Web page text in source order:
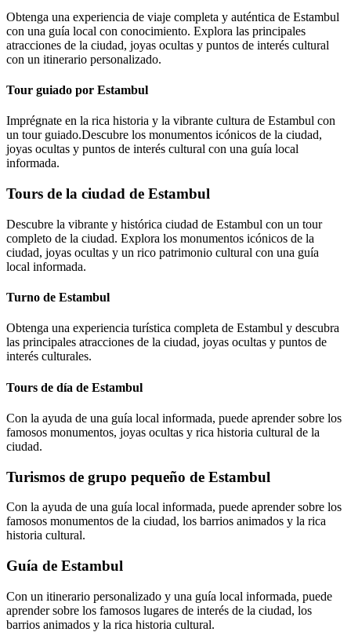
Obtenga una experiencia de viaje completa y auténtica de Estambul
con una guía local con conocimiento. Explora las principales
atracciones de la ciudad, joyas ocultas y puntos de interés cultural
con un itinerario personalizado.
Tour guiado por Estambul
Imprégnate en la rica historia y la vibrante cultura de Estambul con
un tour guiado.Descubre los monumentos icónicos de la ciudad,
joyas ocultas y puntos de interés cultural con una guía local
informada.
Tours de la ciudad de Estambul
Descubre la vibrante y histórica ciudad de Estambul con un tour
completo de la ciudad. Explora los monumentos icónicos de la
ciudad, joyas ocultas y un rico patrimonio cultural con una guía
local informada.
Turno de Estambul
Obtenga una experiencia turística completa de Estambul y descubra
las principales atracciones de la ciudad, joyas ocultas y puntos de
interés culturales.
Tours de día de Estambul
Con la ayuda de una guía local informada, puede aprender sobre los
famosos monumentos, joyas ocultas y rica historia cultural de la
ciudad.
Turismos de grupo pequeño de Estambul
Con la ayuda de una guía local informada, puede aprender sobre los
famosos monumentos de la ciudad, los barrios animados y la rica
historia cultural.
Guía de Estambul
Con un itinerario personalizado y una guía local informada, puede
aprender sobre los famosos lugares de interés de la ciudad, los
barrios animados y la rica historia cultural.